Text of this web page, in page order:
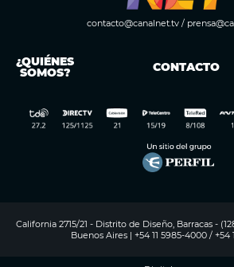
contacto@canalnet.tv/
¿QUIÉNES
SOMOS? CONTACTO
California 2715/21 - Distrito de Diseño, Barracas -
Buenos Aires | +54 11 5985-4000 / +54